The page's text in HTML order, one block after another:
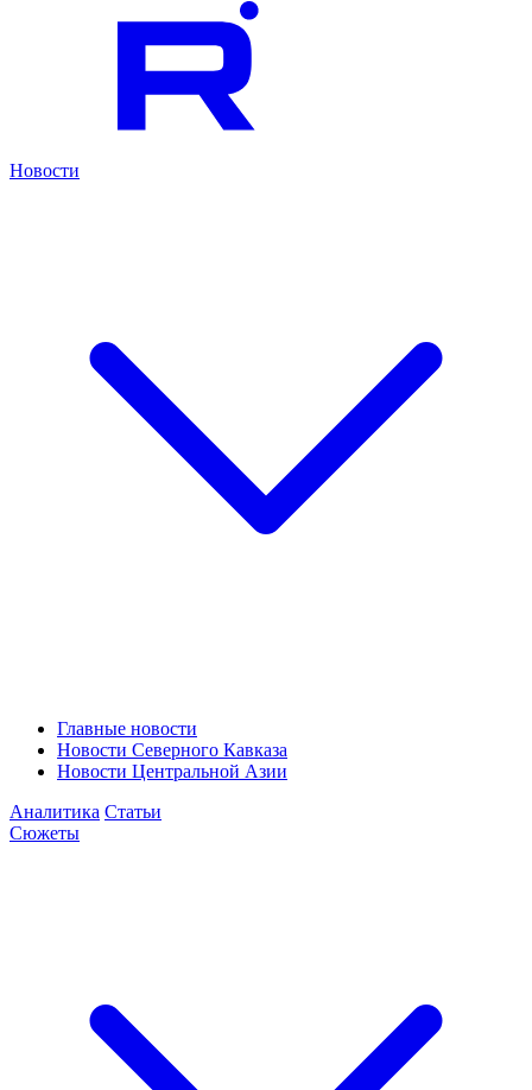
Новости
Главные новости
Новости Северного Кавказа
Новости Центральной Азии
Аналитика Статьи
Сюжеты